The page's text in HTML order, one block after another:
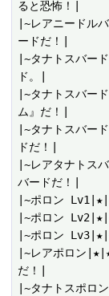
ると恐怖！|
|~レアニードル
ードだ！|
|~タナトスバー
ド。|
|~タナトスバー
ム』だ！|
|~タナトスバー
ドだ！|
|~レアタナトス
バードだ！|
|~ポロン
|~ポロン
|~ポロン
|~レアポロン
だ！|
|~タナトスポロ